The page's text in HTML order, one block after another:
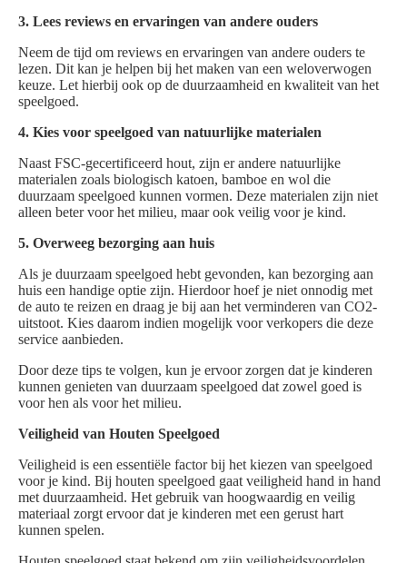
3. Lees reviews en ervaringen van andere ouders
Neem de tijd om reviews en ervaringen van andere ouders te
lezen. Dit kan je helpen bij het maken van een weloverwogen
keuze. Let hierbij ook op de duurzaamheid en kwaliteit van het
speelgoed.
4. Kies voor speelgoed van natuurlijke materialen
Naast FSC-gecertificeerd hout, zijn er andere natuurlijke
materialen zoals biologisch katoen, bamboe en wol die
duurzaam speelgoed kunnen vormen. Deze materialen zijn niet
alleen beter voor het milieu, maar ook veilig voor je kind.
5. Overweeg bezorging aan huis
Als je duurzaam speelgoed hebt gevonden, kan bezorging aan
huis een handige optie zijn. Hierdoor hoef je niet onnodig met
de auto te reizen en draag je bij aan het verminderen van CO2-
uitstoot. Kies daarom indien mogelijk voor verkopers die deze
service aanbieden.
Door deze tips te volgen, kun je ervoor zorgen dat je kinderen
kunnen genieten van duurzaam speelgoed dat zowel goed is
voor hen als voor het milieu.
Veiligheid van Houten Speelgoed
Veiligheid is een essentiële factor bij het kiezen van speelgoed
voor je kind. Bij houten speelgoed gaat veiligheid hand in hand
met duurzaamheid. Het gebruik van hoogwaardig en veilig
materiaal zorgt ervoor dat je kinderen met een gerust hart
kunnen spelen.